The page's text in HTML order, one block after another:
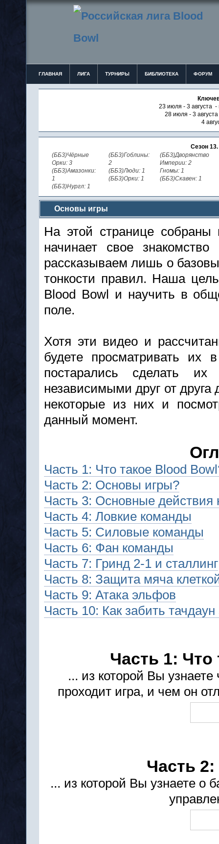
ГЛАВНАЯ ЛИГА ТУРНИРЫ БИБЛИОТЕКА ФОРУМ
23 июля - 3 августа -
28 июля - 3
4
Сезон 13.
(ББ3)Чёрные
Орки: 3
(ББ3)Амазонки:
1
(ББ3)Нургл: 1
(ББ3)Гоблины:
2
(ББ3)Люди: 1
(ББ3)Орки: 1
(ББ3)Дворянство
Империи: 2
Гномы: 1
(ББ3)Скавен: 1
Основы игры
На этой странице собраны
начинает свое
рассказываем лишь о
тонкости правил. Наша
Blood Bowl и научить в
поле.
Хотя эти видео и
будете просматривать
постарались сделать
независимыми друг от друга
некоторые из них и
данный момент.
Часть 1: Что такое Blood
Часть 2: Основы игры?
Часть 3: Основные действия
Часть 4: Ловкие команды
Часть 5: Силовые команды
Часть 6: Фан команды
Часть 7: Гринд 2-1 и сталлинг
Часть 8: Защита мяча
Часть 9: Атака эльфов
Часть 10: Как забить
Часть 1: Что
... из которой Вы
проходит игра, и чем он
Часть
... из которой Вы узнаете о